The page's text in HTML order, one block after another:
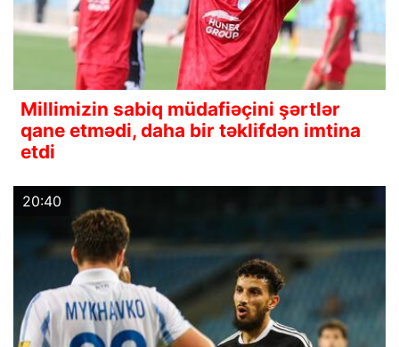
Millimizin sabiq müdafiəçini şərtlər
qane etmədi, daha bir təklifdən imtina
etdi
20:40